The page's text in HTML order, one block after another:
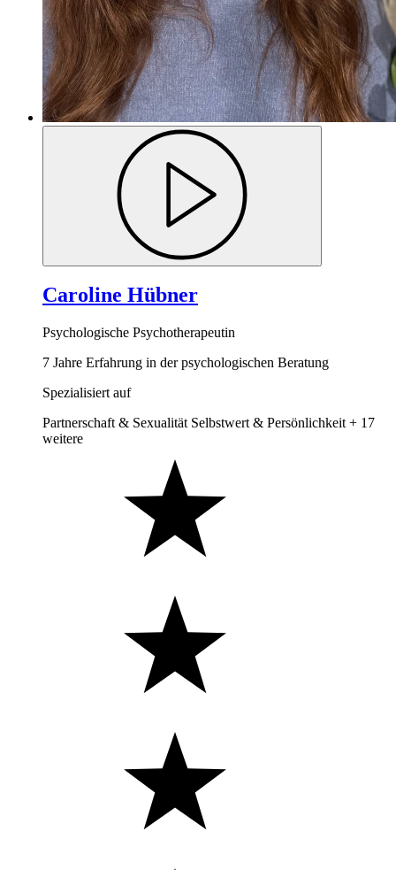
Caroline Hübner
Psychologische Psychotherapeutin
7 Jahre Erfahrung in der psychologischen Beratung
Spezialisiert auf
Partnerschaft & Sexualität Selbstwert & Persönlichkeit + 17
weitere